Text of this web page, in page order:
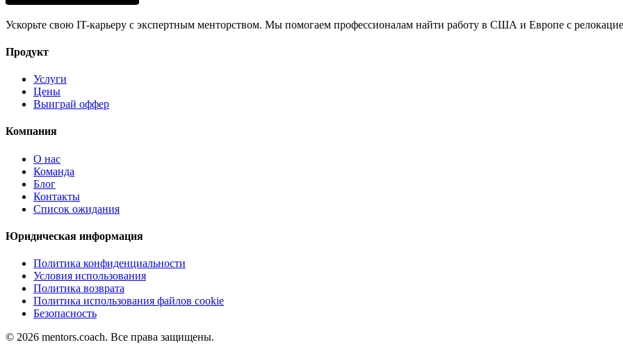
Ускорьте свою IT-карьеру с экспертным менторством. Мы помогаем профессионалам найти работу в США и Европе с
Продукт
Услуги
Цены
Выиграй оффер
Компания
О нас
Команда
Блог
Контакты
Список ожидания
Юридическая информация
Политика конфиденциальности
Условия использования
Политика возврата
Политика использования файлов cookie
Безопасность
© 2026 mentors.coach. Все права защищены.